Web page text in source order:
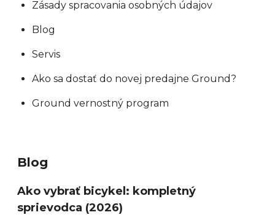
Zásady spracovania osobných údajov
Blog
Servis
Ako sa dostať do novej predajne Ground?
Ground vernostný program
Blog
Ako vybrať bicykel: kompletný
sprievodca (2026)